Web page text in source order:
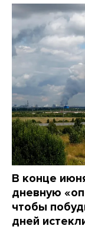
В конце
дневную
чтобы
дней